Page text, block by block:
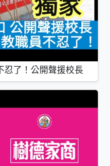
忍了！公開聲援校長